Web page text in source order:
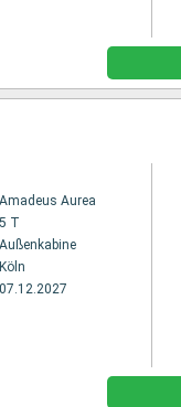
Amadeus Aurea
5 T
Außenkabine
Köln
07.12.2027